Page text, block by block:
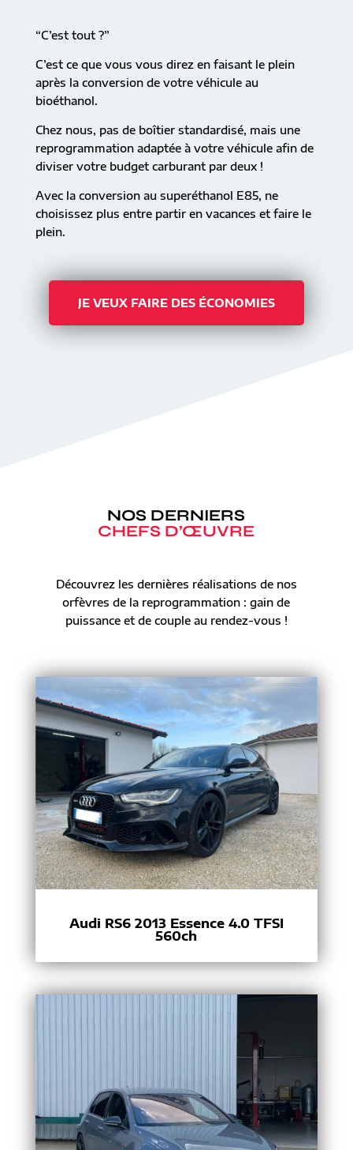
“C’est tout ?”
C’est ce que vous vous direz en faisant le plein
après la conversion de votre véhicule au
bioéthanol.
Chez nous, pas de boîtier standardisé, mais une
reprogrammation adaptée à votre véhicule afin de
diviser votre budget carburant par deux !
Avec la conversion au superéthanol E85, ne
choisissez plus entre partir en vacances et faire le
plein.
JE VEUX FAIRE DES ÉCONOMIES
NOS DERNIERS
CHEFS D’ŒUVRE
Découvrez les dernières réalisations de nos
orfèvres de la reprogrammation : gain de
puissance et de couple au rendez-vous !
Audi RS6 2013 Essence 4.0 TFSI
560ch